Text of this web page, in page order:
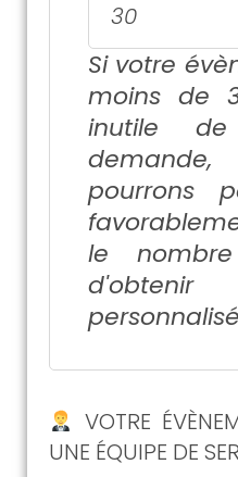
Si votre
moins de
inutile
pourrons
le
VOTRE
UNE ÉQUIPE DE